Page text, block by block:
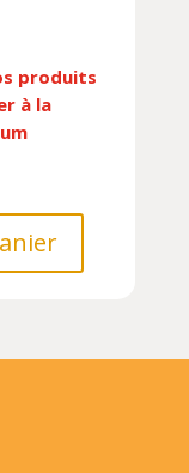
produits
à la